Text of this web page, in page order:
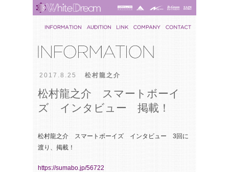
2017.8.25 松村龍之介
松村龍之介 スマートボーイ
ズ インタビュー 掲載！
松村龍之介 スマートボーイズ インタビュー 3回に
渡り、掲載！
https://sumabo.jp/56722